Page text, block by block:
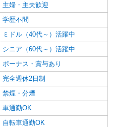
病院で看護助手デビュー♪無
2125円 ＜日払い有/週払い有/交
リン代含む)＞
詳細を見る
主婦・主夫歓迎
学歴不問
ミドル（40代～）活躍中
シニア（60代～）活躍中
ボーナス・賞与あり
完全週休2日制
禁煙・分煙
車通勤OK
自転車通勤OK